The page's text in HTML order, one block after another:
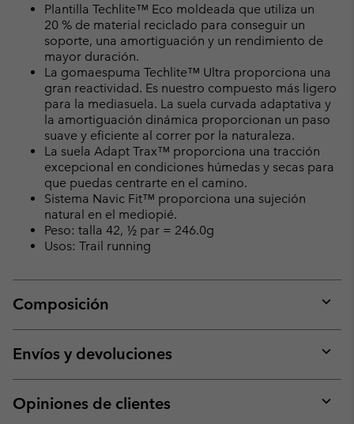
Plantilla Techlite™ Eco moldeada que utiliza un
20 % de material reciclado para conseguir un
soporte, una amortiguación y un rendimiento de
mayor duración.
La gomaespuma Techlite™ Ultra proporciona una
gran reactividad. Es nuestro compuesto más ligero
para la mediasuela. La suela curvada adaptativa y
la amortiguación dinámica proporcionan un paso
suave y eficiente al correr por la naturaleza.
La suela Adapt Trax™ proporciona una tracción
excepcional en condiciones húmedas y secas para
que puedas centrarte en el camino.
Sistema Navic Fit™ proporciona una sujeción
natural en el mediopié.
Peso: talla 42, ½ par = 246.0g
Usos: Trail running
Composición
or
Envíos y devoluciones
or
Opiniones de clientes